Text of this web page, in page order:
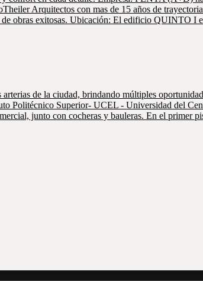
Arquitectos con mas de 15 años de
obras exitosas. Ubicación: El edificio QUINTO I
de la ciudad, brindando múltiples
Politécnico Superior- UCEL - Universidad del
junto con cocheras y bauleras. En el primer